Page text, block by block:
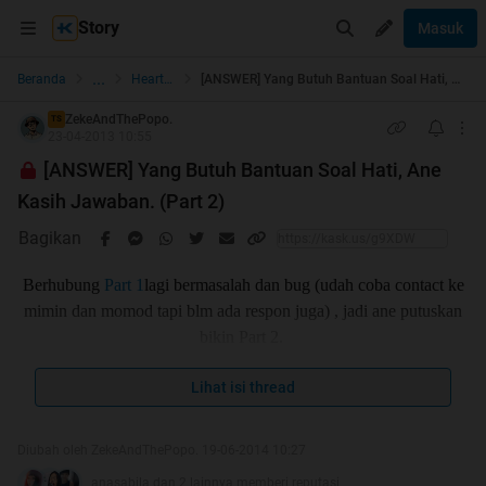
Story Masuk
Beranda ... Heart to Heart
TS ZekeAndThePopo.
[ANSWER] Yang Butuh Bantuan Soal Hati, Ane
Kasih Jawaban. (Part 2)
Bagikan
Berhubung Part 1 lagi bermasalah dan bug (udah coba contact ke
mimin dan momod tapi blm ada respon juga) , jadi ane putuskan
page 32 dan postingan pertanyaan terbaru dari agan2 gak bisa
Lihat isi thread